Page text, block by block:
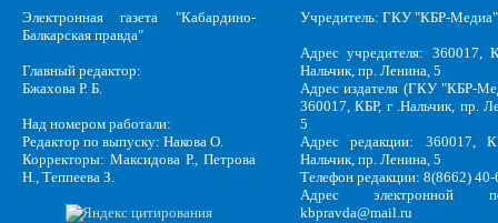
Электронная газета "Кабардино-
Балкарская правда"
Главный редактор:
Бжахова Р. Б.
Над номером работали:
Редактор по выпуску: Накова О.
Корректоры: Максидова Р., Петрова
Н., Теппеева З.
Учредитель: ГКУ "КБР-Медиа"
Адрес учредителя: 360017,
Нальчик, пр. Ленина, 5
Адрес издателя (ГКУ "КБР-
360017, КБР, г .Нальчик, пр.
5
Адрес редакции: 360017,
Нальчик, пр. Ленина, 5
Телефон редакции: 8(8662)
Адрес электронной
kbpravda@mail.ru